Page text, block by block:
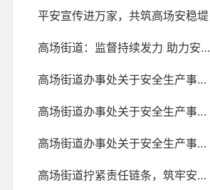
平安宣传进万家，共筑高场安稳堤
高场街道：监督持续发力 助力安全生产
高场街道办事处关于安全生产事项的情况说明
高场街道办事处关于安全生产事项的情况说明
高场街道办事处关于安全生产事项的情况说明
高场街道拧紧责任链条，筑牢安全防线